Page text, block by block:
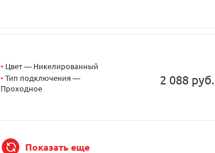
• Цвет — Никелированный
• Тип подключения —
Проходное
2 088 руб.
Показать еще